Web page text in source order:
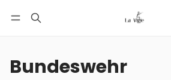
Bundeswehr